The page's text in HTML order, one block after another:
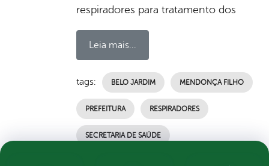
respiradores para tratamento dos
Leia mais...
tags: BELO JARDIM MENDONÇA FILHO
PREFEITURA RESPIRADORES
SECRETARIA DE SAÚDE